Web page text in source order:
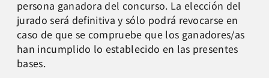
persona ganadora del concurso. La elección del
jurado será definitiva y sólo podrá revocarse en
caso de que se compruebe que los ganadores/as
han incumplido lo establecido en las presentes
bases.